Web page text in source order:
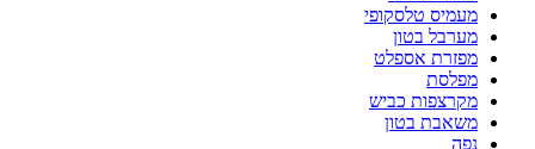
מעמיס טלסקופי
מערבל בטון
מפזרת אספלט
מפלסת
מקרצפות כביש
משאבת בטון
נפה